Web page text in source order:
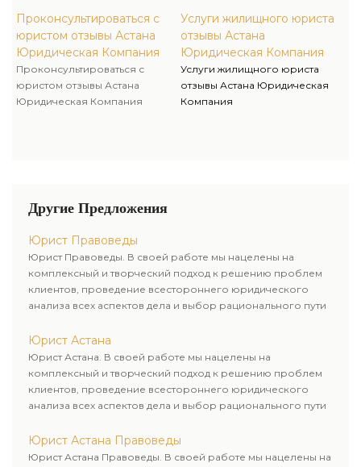
Проконсультироваться с
юристом отзывы Астана
Юридическая Компания
Проконсультироваться с
юристом отзывы Астана
Юридическая Компания
Услуги жилищного юриста
отзывы Астана
Юридическая Компания
Услуги жилищного юриста
отзывы Астана Юридическая
Компания
Другие Предложения
Юрист Правоведы
Юрист Правоведы. В своей работе мы нацелены на
комплексный и творческий подход к решению проблем
клиентов, проведение всестороннего юридического
анализа всех аспектов дела и выбор рационального пути
Юрист Астана
Юрист Астана. В своей работе мы нацелены на
комплексный и творческий подход к решению проблем
клиентов, проведение всестороннего юридического
анализа всех аспектов дела и выбор рационального пути
Юрист Астана Правоведы
Юрист Астана Правоведы. В своей работе мы нацелены на